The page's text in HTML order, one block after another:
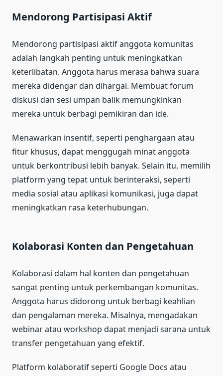
Mendorong Partisipasi Aktif
Mendorong partisipasi aktif anggota komunitas
adalah langkah penting untuk meningkatkan
keterlibatan. Anggota harus merasa bahwa suara
mereka didengar dan dihargai. Membuat forum
diskusi dan sesi umpan balik memungkinkan
mereka untuk berbagi pemikiran dan ide.
Menawarkan insentif, seperti penghargaan atau
fitur khusus, dapat menggugah minat anggota
untuk berkontribusi lebih banyak. Selain itu, memilih
platform yang tepat untuk berinteraksi, seperti
media sosial atau aplikasi komunikasi, juga dapat
meningkatkan rasa keterhubungan.
Kolaborasi Konten dan Pengetahuan
Kolaborasi dalam hal konten dan pengetahuan
sangat penting untuk perkembangan komunitas.
Anggota harus didorong untuk berbagi keahlian
dan pengalaman mereka. Misalnya, mengadakan
webinar atau workshop dapat menjadi sarana untuk
transfer pengetahuan yang efektif.
Platform kolaboratif seperti Google Docs atau